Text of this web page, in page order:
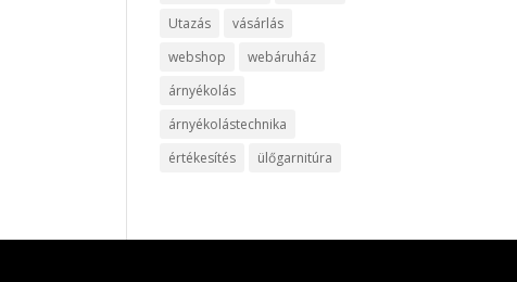
Utazás
vásárlás
webshop
webáruház
árnyékolás
árnyékolástechnika
értékesítés
ülőgarnitúra